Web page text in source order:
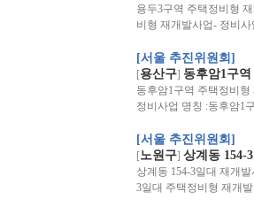
용두3구역 주택정비형
비형 재개발사업- 정비
[서울 추진위원회]
[용산구] 동후암1구
동후암1구역 주택정비형
정비사업 명칭 :동후암1
[서울 추진위원회]
[노원구] 상계동 154-
상계동 154-3일대 재개
3일대 주택정비형 재개